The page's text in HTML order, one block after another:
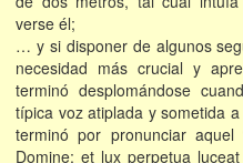
verse él;
… y si disponer de algunos
necesidad más crucial y
terminó desplomándose
típica voz atiplada y sometida
terminó por pronunciar
Domine; et lux perpetua